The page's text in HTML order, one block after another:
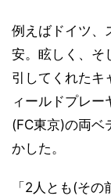
例えばドイツ、
安。眩しく、そ
引してくれたキ
ィールドプレ
(FC東京)の両ベ
かした。
「2人とも(そ